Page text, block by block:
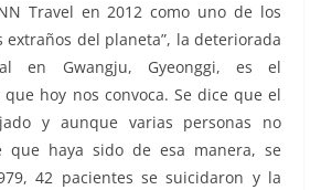
Travel en 2012 como uno de los
extraños del planeta”, la deteriorada
en Gwangju, Gyeonggi, es el
hoy nos convoca. Se dice que el
y aunque varias personas no
que haya sido de esa manera, se
42 pacientes se suicidaron y la